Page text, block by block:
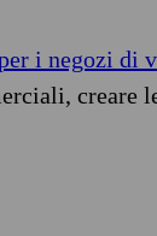
i negozi di
creare